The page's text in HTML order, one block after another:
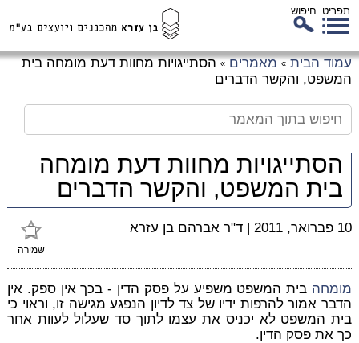
תפריט חיפוש
עמוד הבית » מאמרים » הסתייגויות מחוות דעת מומחה בית
המשפט, והקשר הדברים
הסתייגויות מחוות דעת מומחה
בית המשפט, והקשר הדברים
שמירה
10 פברואר, 2011 | ד"ר אברהם בן עזרא
מומחה בית המשפט משפיע על פסק הדין - בכך אין ספק. אין
הדבר אמור להרפות ידיו של צד לדיון הנפגע מגישה זו, וראוי כי
בית המשפט לא יכניס את עצמו לתוך סד שעלול לעוות אחר
כך את פסק הדין.